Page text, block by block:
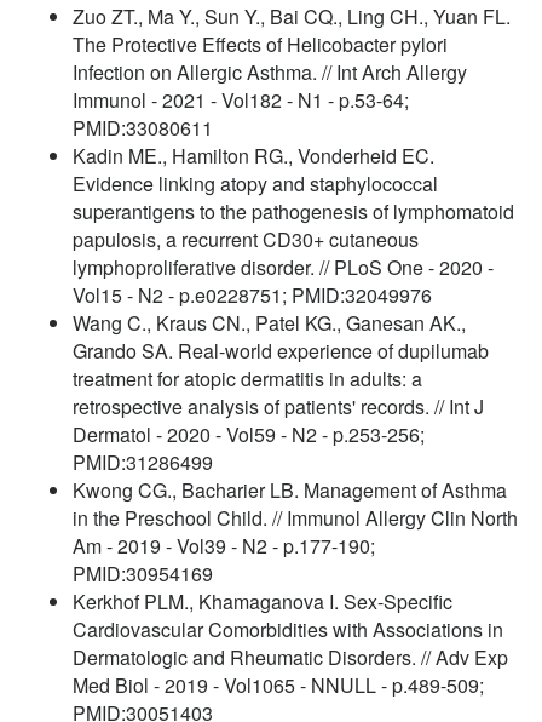
Zuo ZT., Ma Y., Sun Y., Bai CQ., Ling CH., Yuan FL.
The Protective Effects of Helicobacter pylori
Infection on Allergic Asthma. // Int Arch Allergy
Immunol - 2021 - Vol182 - N1 - p.53-64;
PMID:33080611
Kadin ME., Hamilton RG., Vonderheid EC.
Evidence linking atopy and staphylococcal
superantigens to the pathogenesis of lymphomatoid
papulosis, a recurrent CD30+ cutaneous
lymphoproliferative disorder. // PLoS One - 2020 -
Vol15 - N2 - p.e0228751; PMID:32049976
Wang C., Kraus CN., Patel KG., Ganesan AK.,
Grando SA. Real-world experience of dupilumab
treatment for atopic dermatitis in adults: a
retrospective analysis of patients' records. // Int J
Dermatol - 2020 - Vol59 - N2 - p.253-256;
PMID:31286499
Kwong CG., Bacharier LB. Management of Asthma
in the Preschool Child. // Immunol Allergy Clin North
Am - 2019 - Vol39 - N2 - p.177-190;
PMID:30954169
Kerkhof PLM., Khamaganova I. Sex-Specific
Cardiovascular Comorbidities with Associations in
Dermatologic and Rheumatic Disorders. // Adv Exp
Med Biol - 2019 - Vol1065 - NNULL - p.489-509;
PMID:30051403